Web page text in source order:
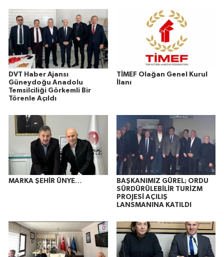
DVT Haber Ajansı
Güneydoğu Anadolu
Temsilciliği Görkemli Bir
Törenle Açıldı
TİMEF Olağan Genel Kurul
İlanı
MARKA ŞEHİR ÜNYE…
BAŞKANIMIZ GÜREL; ORDU
SÜRDÜRÜLEBİLİR TURİZM
PROJESİ AÇILIŞ
LANSMANINA KATILDI